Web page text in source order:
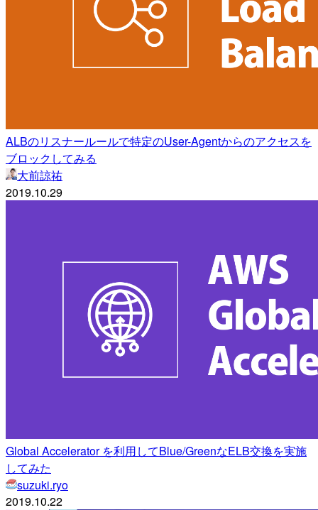
ALBのリスナールールで特定のUser-Agentからのアクセスを
ブロックしてみる
大前諒祐
2019.10.29
Global Accelerator を利用してBlue/GreenなELB交換を実施
してみた
suzuki.ryo
2019.10.22